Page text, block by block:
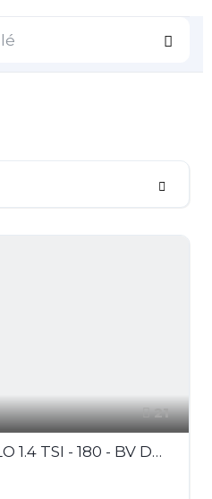
21
VOLKSWAGEN POLO 1.4 TSI - 180 - BV DSG V 6R GTI PHASE 1